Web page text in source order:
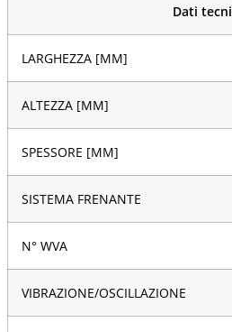
Dati
LARGHEZZA [MM]
ALTEZZA [MM]
SPESSORE [MM]
SISTEMA FRENANTE
N° WVA
VIBRAZIONE/OSCILLAZIONE